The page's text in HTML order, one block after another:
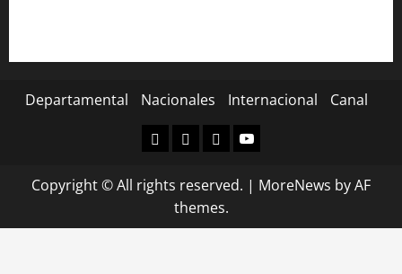
Departamental Nacionales Internacional Canal
Departamental
Nacionales
Internacional
Canal
Copyright © All rights reserved. | MoreNews by AF
themes.